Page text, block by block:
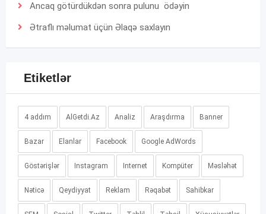
Ancaq götürdükdən sonra pulunu ödəyin
Ətraflı məlumat üçün Əlaqə saxlayın
Etiketlər
4 addım AlGetdi.Az Analiz Araşdırma Banner
Bazar Elanlar Facebook Google AdWords
Göstərişlər Instagram Internet Kompüter Məsləhət
Nəticə Qeydiyyat Reklam Rəqabət Sahibkar